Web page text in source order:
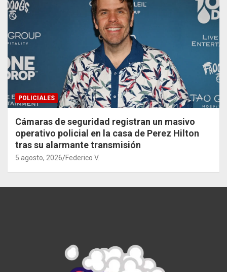
POLICIALES
Cámaras de seguridad registran un masivo
operativo policial en la casa de Perez Hilton
tras su alarmante transmisión
5 agosto, 2026 Federico V.